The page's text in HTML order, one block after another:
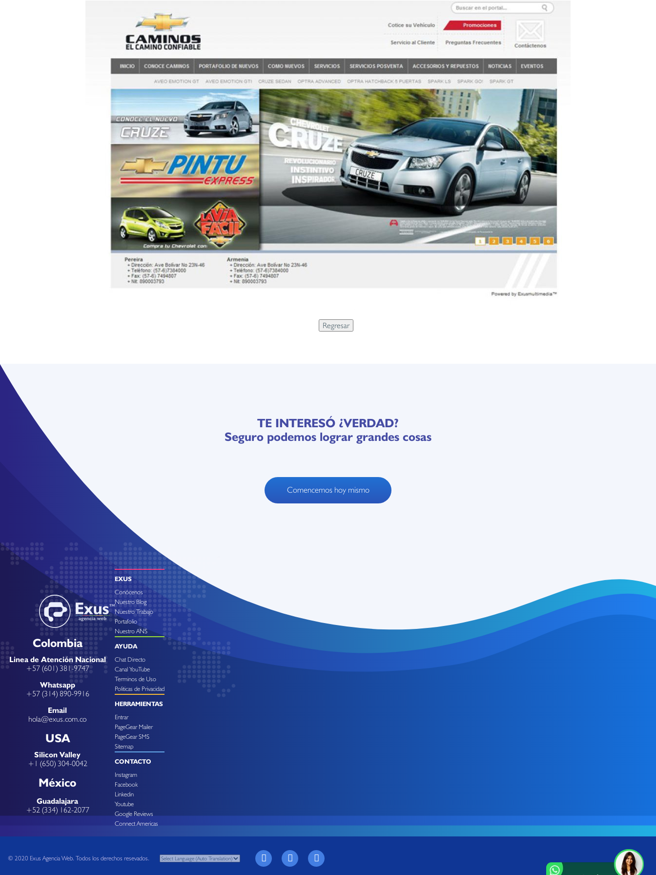
TE INTERESÓ ¿VERDAD?
Seguro podemos lograr grandes cosas
Comencemos hoy mismo
Colombia
Linea de Atención Nacional
+57 (601) 381-9747
Whatsapp
+57 (314) 890-9916
Email
hola@exus.com.co
USA
Silicon Valley
+1 (650) 304-0042
México
Guadalajara
+52 (334) 162-2077
EXUS
Conócenos
Nuestro Blog
Nuestro Trabajo
Portafolio
Nuestro ANS
AYUDA
Chat Directo
Canal YouTube
Terminos de Uso
Politicas de Privacidad
HERRAMIENTAS
Entrar
PageGear Mailer
PageGear SMS
Sitemap
CONTACTO
Instagram
Facebook
Linkedin
Youtube
Google Reviews
Connect Americas
© 2020 Exus Agencia Web. Todos los derechos resevados.